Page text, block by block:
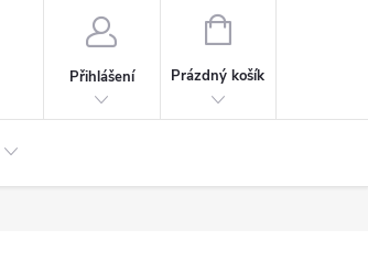
Přihlášení
NÁKUPNÍ
Prázdný košík